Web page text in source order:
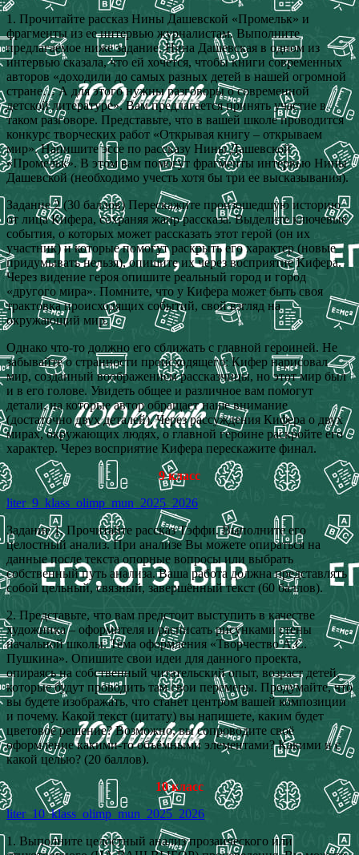
1. Прочитайте рассказ Нины Дашевской «Промельк» и
фрагменты из ее интервью журналистам. Выполните
предлагаемое ниже задание. Нина Дашевская в одном из
интервью сказала, что ей хочется, чтобы книги современных
авторов «доходили до самых разных детей в нашей огромной
стране… А для этого нужны разговоры о современной
детской литературе». Вам предлагается принять участие в
таком разговоре. Представьте, что в вашей школе проводится
конкурс творческих работ «Открывая книгу – открываем
мир». Напишите эссе по рассказу Нины Дашевской
«Промельк». В этом вам помогут фрагменты интервью Нины
Дашевской (необходимо учесть хотя бы три ее высказывания).
Задание 2 (30 баллов) Перескажите произошедшую историю
от лица Кифера, сохраняя жанр рассказа. Выделите ключевые
события, о которых может рассказать этот герой (он их
участник) и которые помогут раскрыть его характер (новые
придумывать нельзя), опишите их через восприятие Кифера.
Через видение героя опишите реальный город и город
«другого мира». Помните, что у Кифера может быть своя
трактовка происходящих событий, свой взгляд на
окружающий мир.
Однако что-то должно его сближать с главной героиней. Не
забывайте о странности происходящего: Кифер нарисовал
мир, созданный воображением рассказчицы, но этот мир был
и в его голове. Увидеть общее и различное вам помогут
детали, на которые автор обращает наше внимание
(достаточно двух деталей). Через рассуждения Кифера о двух
мирах, окружающих людях, о главной героине раскройте его
характер. Через восприятие Кифера перескажите финал.
9 класс
liter_9_klass_olimp_mun_2025_2026
Задание 1. Прочитайте рассказ Тэффи. Выполните его
целостный анализ. При анализе Вы можете опираться на
данные после текста опорные вопросы или выбрать
собственный путь анализа. Ваша работа должна представлять
собой цельный, связный, завершённый текст (60 баллов).
2. Представьте, что вам предстоит выступить в качестве
художника – оформителя и расписать рисунками стены
начальной школы. Тема оформления «Творчество А.С.
Пушкина». Опишите свои идеи для данного проекта,
опираясь на собственный читательский опыт, возраст детей,
которые будут проводить там свои перемены. Продумайте, что
вы будете изображать, что станет центром вашей композиции
и почему. Какой текст (цитату) вы напишете, каким будет
цветовое решение? Возможно, вы сопроводите своё
оформление какими-то объёмными элементами? Какими и с
какой целью? (20 баллов).
10 класс
liter_10_klass_olimp_mun_2025_2026
1. Выполните целостный анализ прозаического или